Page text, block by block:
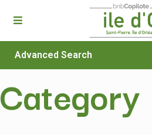
Advanced Search
Category